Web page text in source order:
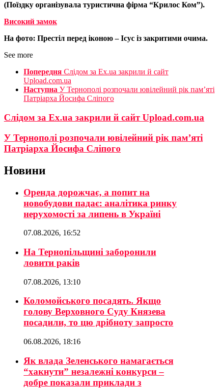
(Поїздку організувала туристична фірма “Крилос Ком”).
Високий замок
На фото: Престіл перед іконою – Ісус із закритими очима.
See more
Попередня Слідом за Ex.ua закрили й сайт
Upload.com.ua
Наступна У Тернополі розпочали ювілейний рік пам’яті
Патріарха Йосифа Сліпого
Слідом за Ex.ua закрили й сайт Upload.com.ua
У Тернополі розпочали ювілейний рік пам’яті
Патріарха Йосифа Сліпого
Новини
Оренда дорожчає, а попит на
новобудови падає: аналітика ринку
нерухомості за липень в Україні
07.08.2026, 16:52
На Тернопільщині заборонили
ловити раків
07.08.2026, 13:10
Коломойського посадять. Якщо
голову Верховного Суду Князева
посадили, то цю дрібноту запросто
06.08.2026, 18:16
Як влада Зеленського намагається
“хакнути” незалежні конкурси –
добре показали приклади з